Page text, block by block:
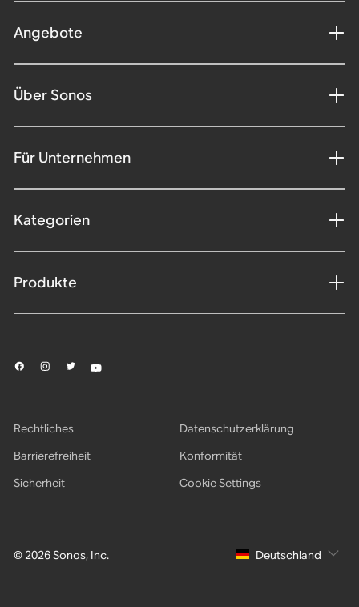
Angebote
Über Sonos
Für Unternehmen
Kategorien
Produkte
© 2026 Sonos, Inc.
Rechtliches
Datenschutzerklärung
Barrierefreiheit
Konformität
Sicherheit
Cookie Settings
Deutschland